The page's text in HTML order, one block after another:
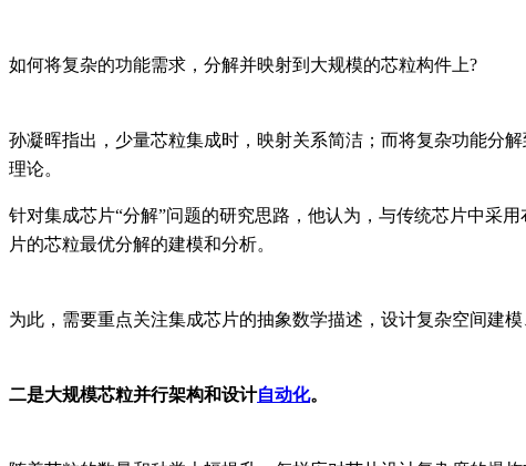
如何将复杂的功能需求，分解并映射到大规模的芯粒构件上?
孙凝晖指出，少量芯粒集成时，映射关系简洁；而将复杂功能分
理论。
针对集成芯片“分解”问题的研究思路，他认为，与传统芯片中采
片的芯粒最优分解的建模和分析。
为此，需要重点关注集成芯片的抽象数学描述，设计复杂空间建
二是大规模芯粒并行架构和设计自动化。